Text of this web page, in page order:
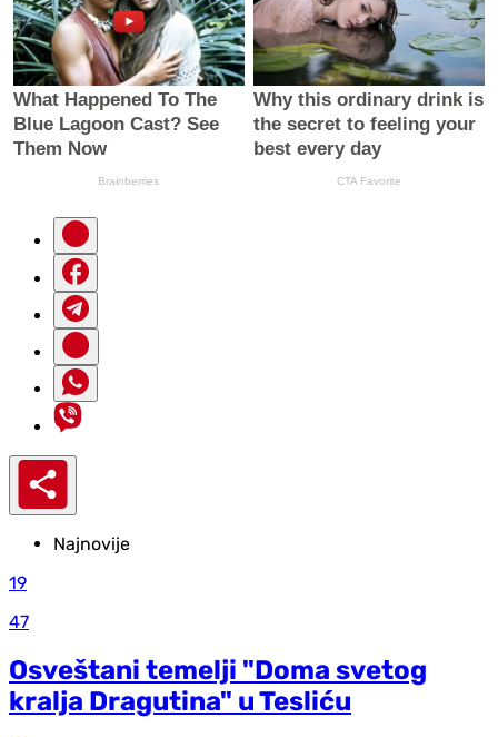
Najnovije
19
47
Osveštani temelji "Doma svetog
kralja Dragutina" u Tesliću